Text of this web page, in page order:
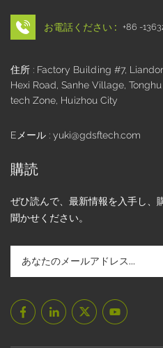
ド要件に合わせて自由に調整で
えば、 2.4インチTFT LCDモジ
に最適です。また、 128x64グ
は、測定ツールや医療用モニタ
タを鮮明かつ効率的に伝達する方法
ト、長期安定性を重視するアプ
て、特定のセグメントレイアウ
優秀な技術チームを擁する
まらず、以下の完全なカスタマ
FPCなどの表示形式* タッチパ
容量式）* 広い動作温度範囲と
ン構成 屋外での使用に適した薄
TFT スクリーンが必要な場合で
お電話ください : +86 -
住所 : Factory Building #7,
Hexi Road, Sanhe Village,
tech Zone, Huizhou City
Eメール : yuki@gdsftech.com
購読
ぜひ読んで、最新情報を入手し、
聞かせください。